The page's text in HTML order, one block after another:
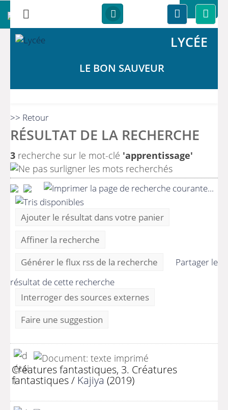
LYCÉE
LE BON SAUVEUR
>> Retour
RÉSULTAT DE LA RECHERCHE
3 recherche sur le mot-clé 'apprentissage'
Ajouter le résultat dans votre panier
Affiner la recherche
Générer le flux rss de la recherche
Partager le
résultat de cette recherche
Interroger des sources externes
Faire une suggestion
Créatures fantastiques, 3. Créatures
fantastiques/ Kajiya (2019)